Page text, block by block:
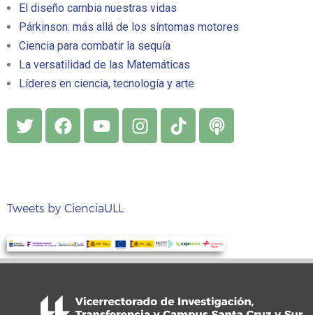
El diseño cambia nuestras vidas
Párkinson: más allá de los síntomas motores
Ciencia para combatir la sequía
La versatilidad de las Matemáticas
Líderes en ciencia, tecnología y arte
Tweets by CienciaULL